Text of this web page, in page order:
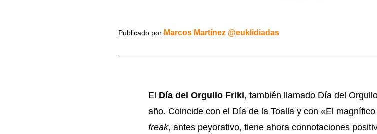
Publicado por Marcos Martínez @euklidiadas
El Día del Orgullo Friki, también llamado Día del Orgullo
año. Coincide con el Día de la Toalla y con «El
freak, antes peyorativo, tiene ahora connotaciones